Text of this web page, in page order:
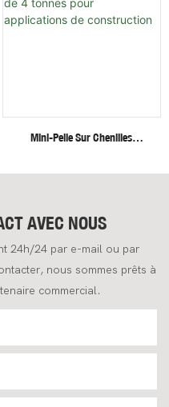
Mini-Pelle Sur Chenilles
4 Tonnes Pour Applications De
AVEC NOUS
24h/24 par e-mail ou par
nous sommes prêts à
commercial.